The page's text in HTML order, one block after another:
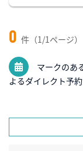
0 件（1/1ページ）
マークのあ
よるダイレクト予